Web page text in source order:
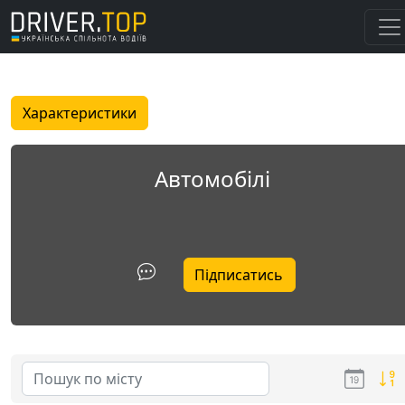
Характеристики
Автомобілі
Підписатись